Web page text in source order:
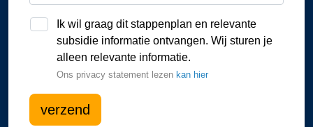
Ik wil graag dit stappenplan en relevante
subsidie informatie ontvangen. Wij sturen je
alleen relevante informatie.
Ons privacy statement lezen kan hier
verzend